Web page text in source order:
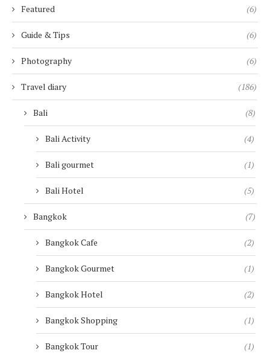
Featured (6)
Guide & Tips (6)
Photography (6)
Travel diary (186)
Bali (8)
Bali Activity (4)
Bali gourmet (1)
Bali Hotel (5)
Bangkok (7)
Bangkok Cafe (2)
Bangkok Gourmet (1)
Bangkok Hotel (2)
Bangkok Shopping (1)
Bangkok Tour (1)